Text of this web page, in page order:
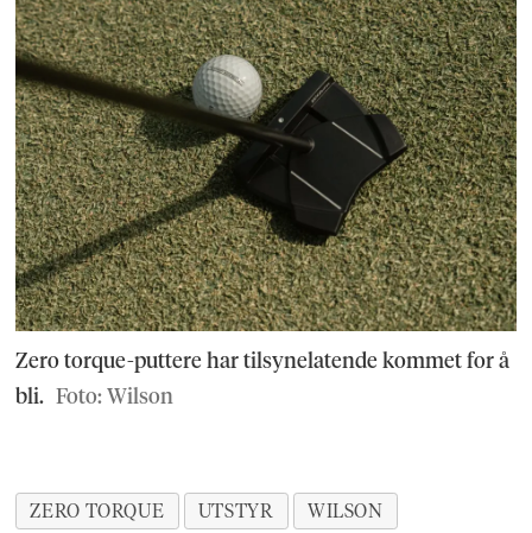
Zero torque-puttere har tilsynelatende kommet for å
bli. Foto: Wilson
ZERO TORQUE UTSTYR WILSON